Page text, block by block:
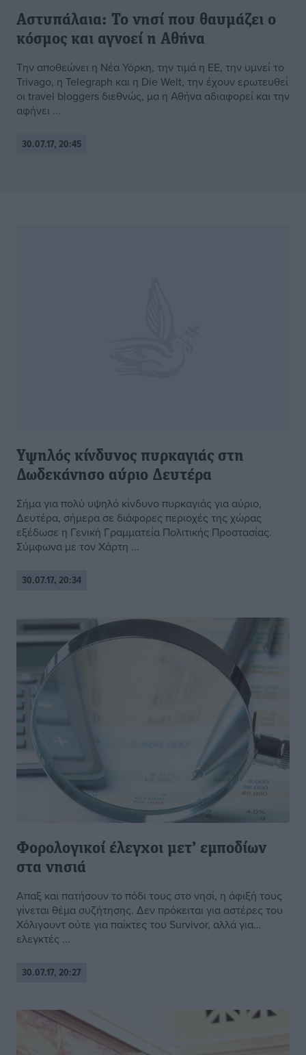
Aστυπάλαια: Το νησί που θαυμάζει ο
κόσμος και αγνοεί η Αθήνα
Tην αποθεώνει η Νέα Υόρκη, την τιμά η ΕΕ, την υμνεί το
Trivago, η Telegraph και η Die Welt, την έχουν ερωτευθεί
οι travel bloggers διεθνώς, μα η Αθήνα αδιαφορεί και την
αφήνει ...
30.07.17, 20:45
Υψηλός κίνδυνος πυρκαγιάς στη
Δωδεκάνησο αύριο Δευτέρα
Σήμα για πολύ υψηλό κίνδυνο πυρκαγιάς για αύριο,
Δευτέρα, σήμερα σε διάφορες περιοχές της χώρας
εξέδωσε η Γενική Γραμματεία Πολιτικής Προστασίας.
Σύμφωνα με τον Χάρτη ...
30.07.17, 20:34
Φορολογικοί έλεγχοι μετ’ εμποδίων
στα νησιά
Απαξ και πατήσουν το πόδι τους στο νησί, η άφιξή τους
γίνεται θέμα συζήτησης. Δεν πρόκειται για αστέρες του
Χόλιγουντ ούτε για παίκτες του Survivor, αλλά για…
ελεγκτές ...
30.07.17, 20:27